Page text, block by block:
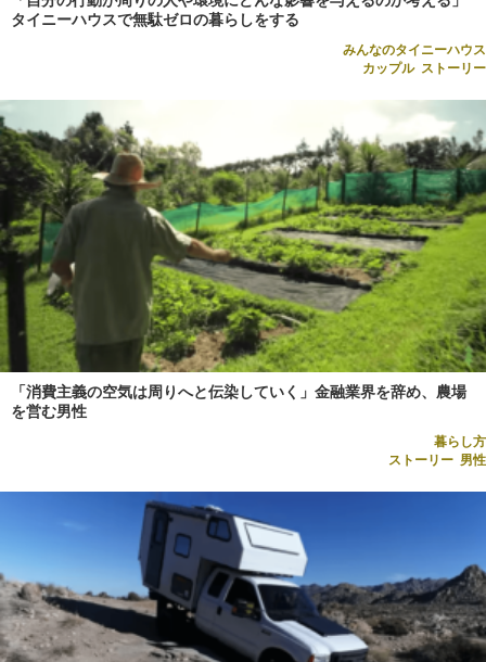
タイニーハウスで無駄ゼロの暮らしをする
みんなのタイニーハウス
カップル, ストーリー
「消費主義の空気は周りへと伝染していく」金融業界を辞め、農場
を営む男性
暮らし方
ストーリー 男性